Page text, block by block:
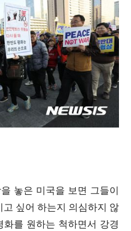
놓은 미국을 보면 그들이
싶어 하는지 의심하지 않
화를 원하는 척하면서 강경